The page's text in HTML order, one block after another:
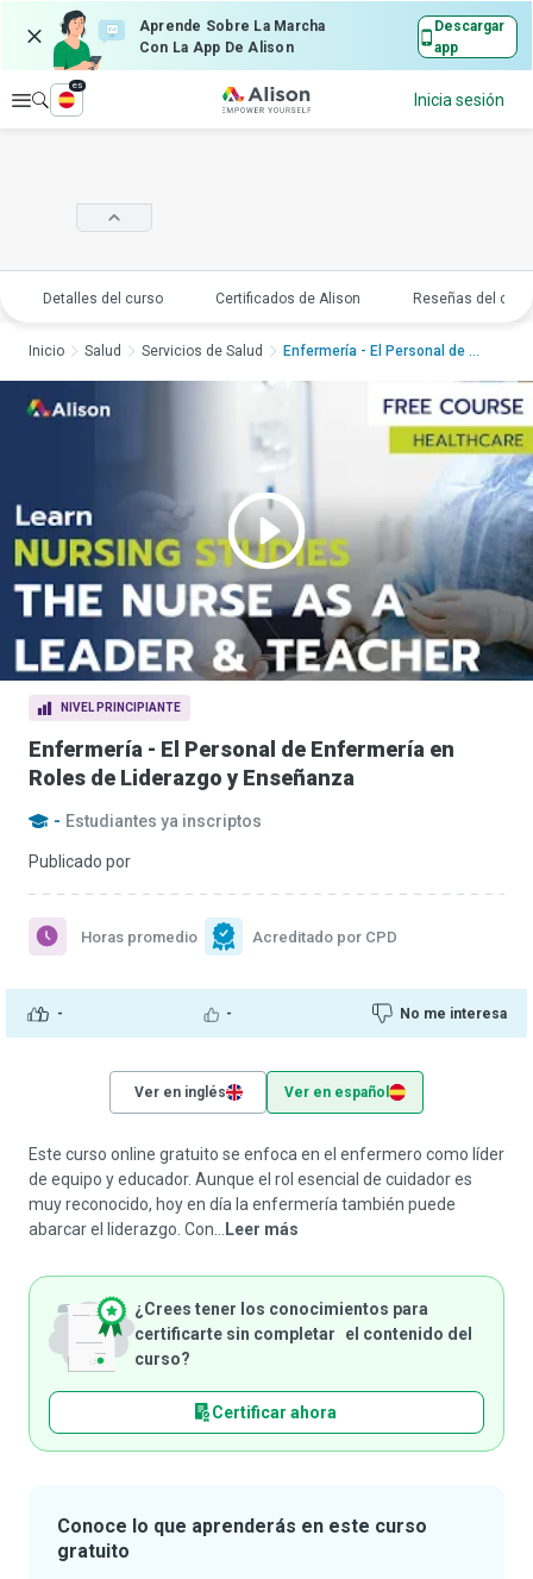
Aprende Sobre La Marcha
Con La App De Alison
Descargar
app
Explorar
es
Inicia sesión
Detalles del curso Certificados de Alison Reseñas del
NIVEL PRINCIPIANTE
Enfermería - El Personal de Enfermería en
Roles de Liderazgo y Enseñanza
- Estudiantes ya inscriptos
Publicado por
- - No me interesa
Horas promedio Acreditado por CPD
Inicio Salud Servicios de Salud Enfermería - El Personal de E...
Ver en inglés Ver en español
Este curso online gratuito se enfoca en el enfermero como líder
de equipo y educador. Aunque el rol esencial de cuidador es
muy reconocido, hoy en día la enfermería también puede
abarcar el liderazgo. Con...
Leer más
¿Crees tener los conocimientos para
certificarte sin completar el contenido del
curso?
Certificar ahora
Conoce lo que aprenderás en este curso
gratuito